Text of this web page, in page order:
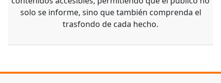
solo se informe, sino que también comprenda el
trasfondo de cada hecho.